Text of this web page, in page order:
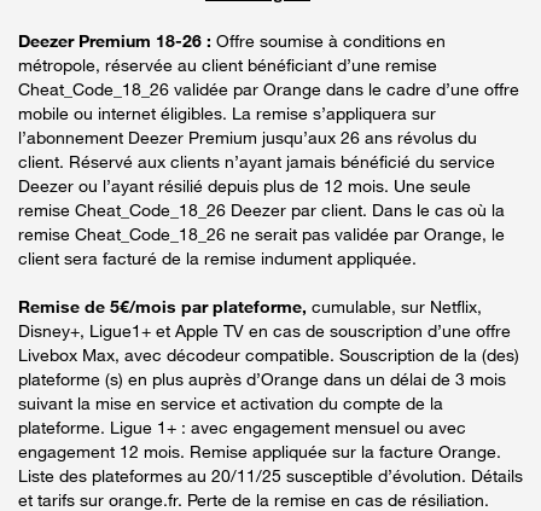
Deezer Premium 18-26 : Offre soumise à conditions en
métropole, réservée au client bénéficiant d’une remise
Cheat_Code_18_26 validée par Orange dans le cadre d’une offre
mobile ou internet éligibles. La remise s’appliquera sur
l’abonnement Deezer Premium jusqu’aux 26 ans révolus du
client. Réservé aux clients n’ayant jamais bénéficié du service
Deezer ou l’ayant résilié depuis plus de 12 mois. Une seule
remise Cheat_Code_18_26 Deezer par client. Dans le cas où la
remise Cheat_Code_18_26 ne serait pas validée par Orange, le
client sera facturé de la remise indument appliquée.
Remise de 5€/mois par plateforme, cumulable, sur Netflix,
Disney+, Ligue1+ et Apple TV en cas de souscription d’une offre
Livebox Max, avec décodeur compatible. Souscription de la (des)
plateforme (s) en plus auprès d’Orange dans un délai de 3 mois
suivant la mise en service et activation du compte de la
plateforme. Ligue 1+ : avec engagement mensuel ou avec
engagement 12 mois. Remise appliquée sur la facture Orange.
Liste des plateformes au 20/11/25 susceptible d’évolution. Détails
et tarifs sur orange.fr. Perte de la remise en cas de résiliation.